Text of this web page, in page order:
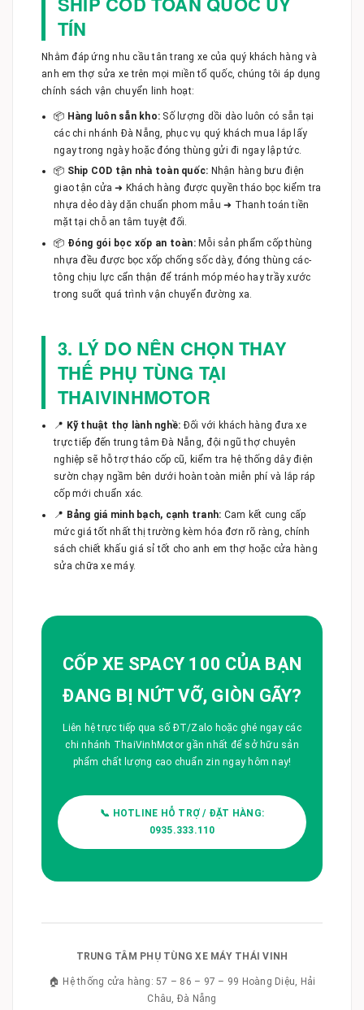
TÍN
Nhằm đáp ứng nhu cầu tân trang xe của quý khách hàng và
anh em thợ sửa xe trên mọi miền tổ quốc, chúng tôi áp dụng
chính sách vận chuyển linh hoạt:
📦 Hàng luôn sẵn kho: Số lượng dồi dào luôn có sẵn tại
các chi nhánh Đà Nẵng, phục vụ quý khách mua lắp lấy
ngay trong ngày hoặc đóng thùng gửi đi ngay lập tức.
📦 Ship COD tận nhà toàn quốc: Nhận hàng bưu điện
giao tận cửa ➜ Khách hàng được quyền tháo bọc kiểm tra
nhựa dẻo dày dặn chuẩn phom mẫu ➜ Thanh toán tiền
mặt tại chỗ an tâm tuyệt đối.
📦 Đóng gói bọc xốp an toàn:Mỗi sản phẩm cốp thùng
nhựa đều được bọc xốp chống sốc dày, đóng thùng các-
tông chịu lực cẩn thận để tránh móp méo hay trầy xước
trong suốt quá trình vận chuyển đường xa.
3. LÝ DO NÊN CHỌN THAY
THẾ PHỤ TÙNG TẠI
THAIVINHMOTOR
📍 Kỹ thuật thợ lành nghề: Đối với khách hàng đưa xe
trực tiếp đến trung tâm Đà Nẵng, đội ngũ thợ chuyên
nghiệp sẽ hỗ trợ tháo cốp cũ, kiểm tra hệ thống dây điện
sườn chạy ngầm bên dưới hoàn toàn miễn phí và lắp ráp
cốp mới chuẩn xác.
📍 Bảng giá minh bạch, cạnh tranh: Cam kết cung cấp
mức giá tốt nhất thị trường kèm hóa đơn rõ ràng, chính
sách chiết khấu giá sỉ tốt cho anh em thợ hoặc cửa hàng
sửa chữa xe máy.
CỐP XE SPACY 100 CỦA BẠN
ĐANG BỊ NỨT VỠ, GIÒN GÃY?
Liên hệ trực tiếp qua số ĐT/Zalo hoặc ghé ngay các
chi nhánh ThaiVinhMotor gần nhất để sở hữu sản
phẩm chất lượng cao chuẩn zin ngay hôm nay!
📞 HOTLINE HỖ TRỢ / ĐẶT HÀNG:
0935.333.110
TRUNG TÂM PHỤ TÙNG XE MÁY THÁI VINH
🏠 Hệ thống cửa hàng: 57 – 86 – 97 – 99 Hoàng Diệu, Hải
Châu, Đà Nẵng